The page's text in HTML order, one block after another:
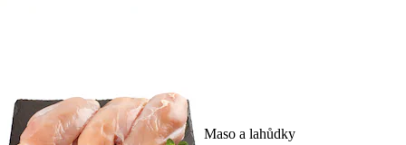
Maso a lahůdky